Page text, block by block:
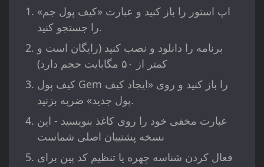
اپ استور را باز کنید و عبارت «کیف پول جم»
را جستجو کنید.
برنامه را دانلود و نصب کنید (رایگان است و
کمتر از ۵۰ مگابایت حجم دارد)
کیف پول Gem را باز کنید و روی «ایجاد کیف
پول جدید» ضربه بزنید.
عبارت مخفی خود را روی کاغذ بنویسید - این
نسخه پشتیبان اصلی شماست
فعال کردن شناسه چهره یا تنظیم کد پین برای